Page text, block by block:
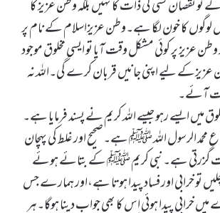
تو نقصان کسی کی ذات کا نہیں بلکہ وطن عزیز کا
لوگوں کا خون لگا ہے۔وطن عزیزاسلام کے نام پر
عزیز پر کوئی مشکل وقت آیا تو ایسی مخلوق موجود
لیے اپنی جانیں قربان کرے گی۔اللہ نہ
آئے۔
میں ایسے رہو جیسے اللہ کریم نے پسند فرمایا ہے۔
محمد الرسول اللہ ﷺ ہے۔صحیح اور غلط کی پہچان
گزرتی ہے۔نبی کریم ﷺ کے بتائے ہوئے
تو خرابی اور فساد پیدا ہوتا ہے،اور ہمارے جس
پیدا ہوئی اس کا بھی جواب دینا ہوگا۔ہر